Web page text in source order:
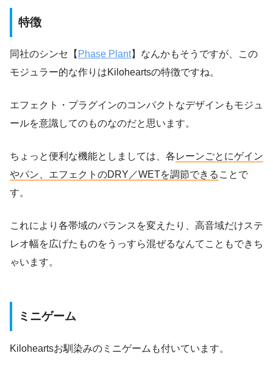
特徴
同社のシンセ【 Phase Plant】なんかもそうですが、この
モジュラー的な作りはKiloheartsの特徴ですね。
エフェクト・プラグインのコンパクトなデザインもモジュ
ールを意識してのものなのだと思います。
ちょっと便利な機能としましては、各 レーンごとにゲイン
やパン、エフェクトのDRY／WETを調節できる ことで
す。
これにより各帯域のバランスを変えたり、高音域だけステ
レオ幅を広げたものをうっすら混ぜるなんてこともできち
ゃいます。
ミニゲーム
Kiloheartsお馴染みのミニゲームも付いています。